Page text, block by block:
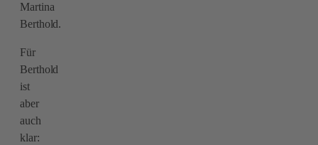
Martina
Berthold.
Für
Berthold
ist
aber
auch
klar: